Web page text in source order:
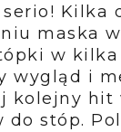
Kilka
maska
w kilka
wygląd i
kolejny hit
do stóp.